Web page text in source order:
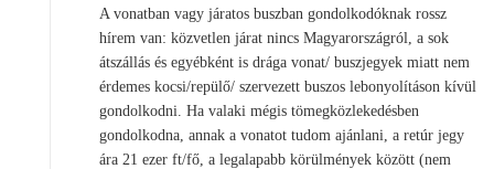
A vonatban vagy járatos buszban gondolkodóknak rossz
hírem van: közvetlen járat nincs Magyarországról, a sok
átszállás és egyébként is drága vonat/ buszjegyek miatt nem
érdemes kocsi/repülő/ szervezett buszos lebonyolításon kívül
gondolkodni. Ha valaki mégis tömegközlekedésben
gondolkodna, annak a vonatot tudom ajánlani, a retúr jegy
ára 21 ezer ft/fő, a legalapabb körülmények között (nem